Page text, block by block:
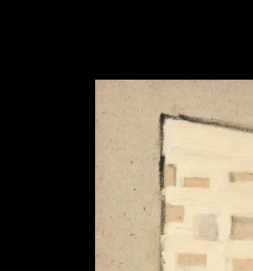
進一步篩選